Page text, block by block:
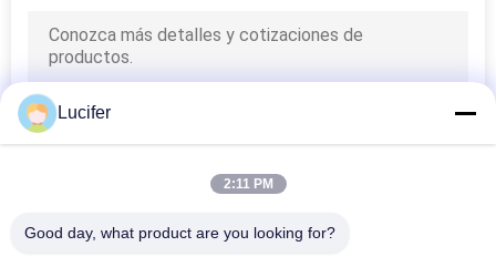
Lucifer
2:11 PM
Good day, what product are you looking for?